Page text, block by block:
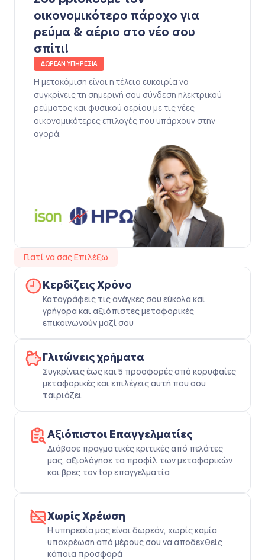
οικονομικότερο πάροχο για
ρεύμα & αέριο στο νέο σου
σπίτι!
ΔΩΡΕΑΝ ΥΠΗΡΕΣΙΑ
Η μετακόμιση είναι η τέλεια ευκαιρία να
συγκρίνεις τη σημερινή σου σύνδεση ηλεκτρικού
ρεύματος και φυσικού αερίου με τις νέες
οικονομικότερες επιλογές που υπάρχουν στην
αγορά.
Γιατί να σας Επιλέξω
Κερδίζεις Χρόνο
Καταγράφεις τις ανάγκες σου εύκολα και
γρήγορα και αξιόπιστες μεταφορικές
επικοινωνούν μαζί σου
Γλιτώνεις χρήματα
Συγκρίνεις έως και 5 προσφορές από κορυφαίες
μεταφορικές και επιλέγεις αυτή που σου
ταιριάζει
Αξιόπιστοι Επαγγελματίες
Διάβασε πραγματικές κριτικές από πελάτες
μας, αξιολόγησε τα προφίλ των μεταφορικών
και βρες τον top επαγγελματία
Χωρίς Χρέωση
Η υπηρεσία μας είναι δωρεάν, χωρίς καμία
υποχρέωση από μέρους σου να αποδεχθείς
κάποια προσφορά